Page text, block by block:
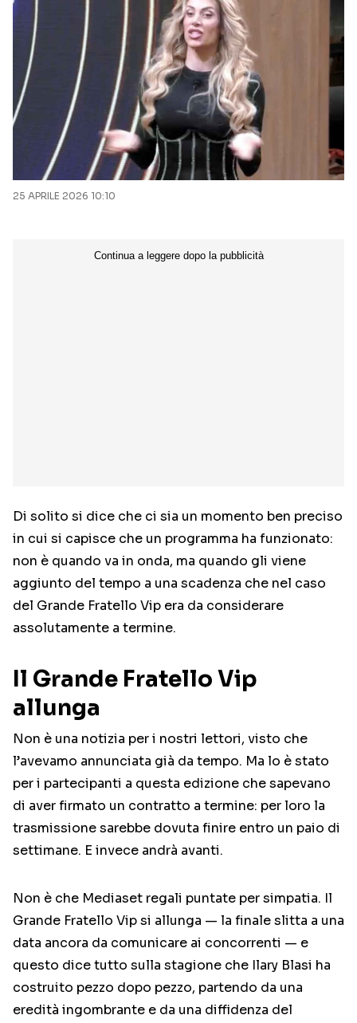
NOTIZIE
ANTEPRIME
RETROSCENA
INTERVISTE
RUBRICHE
Seguici sui social
25 APRILE 2026 10:10
Di solito si dice che ci sia un momento ben preciso
in cui si capisce che un programma ha funzionato:
non è quando va in onda, ma quando gli viene
aggiunto del tempo a una scadenza che nel caso
del Grande Fratello Vip era da considerare
assolutamente a termine.
Il Grande Fratello Vip
allunga
Non è una notizia per i nostri lettori, visto che
l’avevamo annunciata già da tempo. Ma lo è stato
per i partecipanti a questa edizione che sapevano
di aver firmato un contratto a termine: per loro la
trasmissione sarebbe dovuta finire entro un paio di
settimane. E invece andrà avanti.
Non è che Mediaset regali puntate per simpatia. Il
Grande Fratello Vip si allunga — la finale slitta a una
data ancora da comunicare ai concorrenti — e
questo dice tutto sulla stagione che Ilary Blasi ha
costruito pezzo dopo pezzo, partendo da una
eredità ingombrante e da una diffidenza del